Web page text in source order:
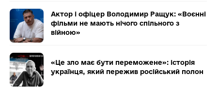
Актор і офіцер Володимир Ращук: «Воєнні
фільми не мають нічого спільного з
війною»
«Це зло має бути переможене»: історія
українця, який пережив російський полон